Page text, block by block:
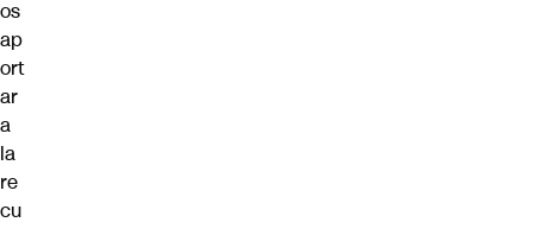
os
ap
ort
ar
a
la
re
cu